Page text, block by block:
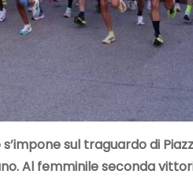
sul traguardo di
Al femminile seconda